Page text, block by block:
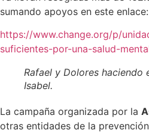
sumando apoyos en este enlace:
https://www.change.org/p/
suficientes-por-una-salud-
Rafael y Dolores haciendo
Isabel.
La campaña organizada por la
otras entidades de la